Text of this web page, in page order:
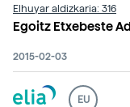
Elhuyar aldizkaria: 316
Egoitz Etxebeste
2015-02-03
EU